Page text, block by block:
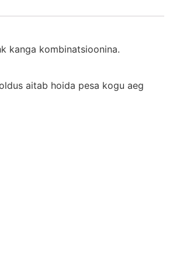
kanga kombinatsioonina.
aitab hoida pesa kogu aeg